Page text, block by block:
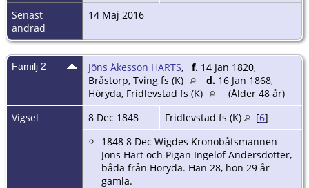
Senast
ändrad
14 Maj 2016
Familj 2 Jöns Åkesson HARTS, f. 14 Jan 1820,
Bråstorp, Tving fs (K)
d. 16 Jan 1868,
Höryda, Fridlevstad fs (K)
(Ålder 48 år)
Vigsel
8 Dec 1848 Fridlevstad fs (K) [6]
1848 8 Dec Wigdes Kronobåtsmannen
Jöns Hart och Pigan Ingelöf Andersdotter,
båda från Höryda. Han 28, hon 29 år
gamla.